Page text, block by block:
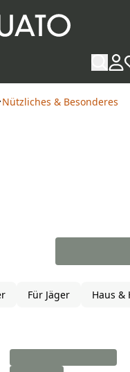
Nützliches & Besonderes
Für Jäger Haus &